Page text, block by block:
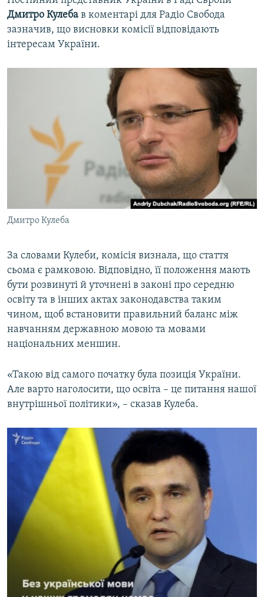
Дмитро Кулеба в коментарі для Радіо Свобода
зазначив, що висновки комісії відповідають
інтересам України.
Дмитро Кулеба
За словами Кулеби, комісія визнала, що стаття
сьома є рамковою. Відповідно, її положення мають
бути розвинуті й уточнені в законі про середню
освіту та в інших актах законодавства таким
чином, щоб встановити правильний баланс між
навчанням державною мовою та мовами
національних меншин.
«Такою від самого початку була позиція України.
Але варто наголосити, що освіта – це питання нашої
внутрішньої політики», – сказав Кулеба.